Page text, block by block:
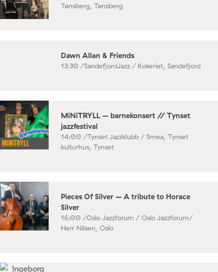
Tønsberg, Tønsberg
Dawn Allan & Friends
13:30 /SandefjordJazz / Kokeriet, Sandefjord
MiNiTRYLL – barnekonsert // Tynset
jazzfestival
14:00 /Tynset Jazzklubb / Smea, Tynset
kulturhus, Tynset
Pieces Of Silver – A tribute to Horace
Silver
16:00 /Oslo Jazzforum / Oslo Jazzforum/
Herr Nilsen, Oslo